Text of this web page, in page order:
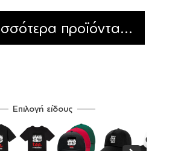
προϊόντα...
Επιλογή είδους